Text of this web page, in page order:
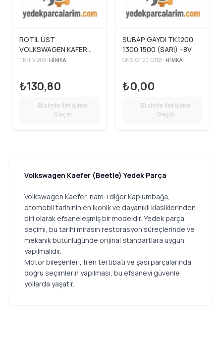
ROTİL ÜST
VOLKSWAGEN KAFER
1965-1981
TKN-V-203 • HIMKA
₺130,80
Bizimle İletişime
Geçin
SUBAP GAYDI TK.1200
1300 1500 (SARI) –8V
GNS-G1120-G1121 • HIMKA
₺0,00
Bizimle İletişime
Geçin
Volkswagen Kaefer (Beetle) Yedek Parça
Volkswagen Kaefer, nam-ı diğer Kaplumbağa,
otomobil tarihinin en ikonik ve dayanıklı klasiklerinden
biri olarak efsaneleşmiş bir modeldir. Yedek parça
seçimi, bu tarihi mirasın restorasyon süreçlerinde ve
mekanik bütünlüğünde orijinal standartlara uygun
yapılmalıdır.
Motor bileşenleri, fren tertibatı ve şasi parçalarında
doğru seçimlerin yapılması, bu efsaneyi güvenle
yollarda yaşatır.